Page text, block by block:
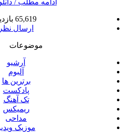
65,619 بازدید
ارسال نظر
موضوعات
آرشیو
آلبوم
برترین ها
پادکست
تک آهنگ
ریمیکس
مداحی
موزیک